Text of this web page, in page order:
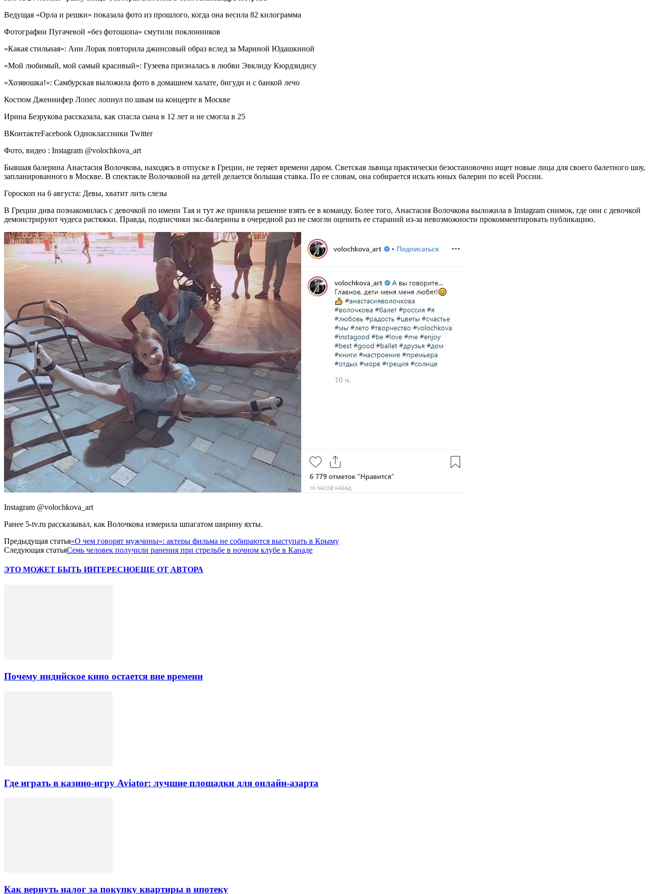
Ведущая «Орла и решки» показала фото из прошлого, когда она весила 82 килограмма
Фотографии Пугачевой «без фотошопа» смутили поклонников
«Какая стильная»: Ани Лорак повторила джинсовый образ вслед за Мариной Юдашкиной
«Мой любимый, мой самый красивый»: Гузеева призналась в любви Эвклиду Кюрдзидису
«Хозяюшка!»: Самбурская выложила фото в домашнем халате, бигуди и с банкой лечо
Костюм Дженнифер Лопес лопнул по швам на концерте в Москве
Ирина Безрукова рассказала, как спасла сына в 12 лет и не смогла в 25
ВКонтактеFacebook Одноклассники Twitter
Фото, видео : Instagram @volochkova_art
Бывшая балерина Анастасия Волочкова, находясь в отпуске в Греции, не теряет времени даром. Светская львица практически безостановочно ищет новые лица для своего балетного шоу,
запланированного в Москве. В спектакле Волочковой на детей делается большая ставка. По ее словам, она собирается искать юных балерин по всей России.
Гороскоп на 6 августа: Девы, хватит лить слезы
В Греции дива познакомилась с девочкой по имени Тая и тут же приняла решение взять ее в команду. Более того, Анастасия Волочкова выложила в Instagram снимок, где они с девочкой
демонстрируют чудеса растяжки. Правда, подписчики экс-балерины в очередной раз не смогли оценить ее стараний из-за невозможности прокомментировать публикацию.
Instagram @volochkova_art
Ранее 5-tv.ru рассказывал, как Волочкова измерила шпагатом ширину яхты.
Предыдущая статья«О чем говорят мужчины»: актеры фильма не собираются выступать в Крыму
Следующая статьяСемь человек получили ранения при стрельбе в ночном клубе в Канаде
ЭТО МОЖЕТ БЫТЬ ИНТЕРЕСНОЕЩЕ ОТ АВТОРА
Почему индийское кино остается вне времени
Где играть в казино-игру Aviator: лучшие площадки для онлайн-азарта
Как вернуть налог за покупку квартиры в ипотеку